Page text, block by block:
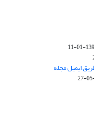
1396-
ایمیل مجله